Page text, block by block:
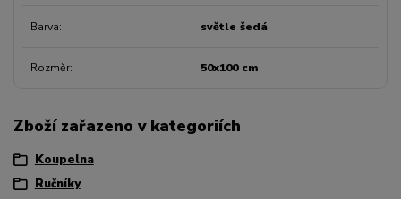
Barva světle šedá
Rozměr 50x100 cm
Zboží zařazeno v kategoriích
Koupelna
Ručníky